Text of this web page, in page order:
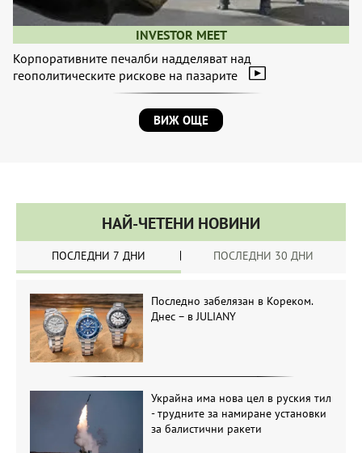
INVESTOR MEET
Корпоративните печалби надделяват над
геополитическите рискове на пазарите
ВИЖ ОЩЕ
НАЙ-ЧЕТЕНИ НОВИНИ
ПОСЛЕДНИ 7 ДНИ ПОСЛЕДНИ 30 ДНИ
Последно забелязан в Кореком.
Днес – в JULIANY
Украйна има нова цел в руския тил
- трудните за намиране установки
за балистични ракети